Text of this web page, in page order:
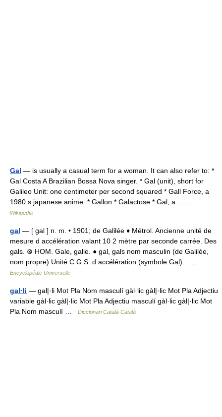
Gal — is usually a casual term for a woman. It can also refer to: *
Gal Costa A Brazilian Bossa Nova singer. * Gal (unit), short for
Galileo Unit: one centimeter per second squared * Gall Force, a
1980 s japanese anime. * Gallon * Galactose * Gal, a… …
Wikipedia
gal — [ gal ] n. m. • 1901; de Galilée ♦ Métrol. Ancienne unité de
mesure d accélération valant 10 2 mètre par seconde carrée. Des
gals. ⊗ HOM. Gale, galle. ● gal, gals nom masculin (de Galilée,
nom propre) Unité C.G.S. d accélération (symbole Gal)… …
Encyclopédie Universelle
gal·li — gal|·li Mot Pla Nom masculí gàl·lic gàl|·lic Mot Pla Adjectiu
variable gàl·lic gàl|·lic Mot Pla Adjectiu masculí gàl·lic gàl|·lic Mot
Pla Nom masculí …
Diccionari Català-Català